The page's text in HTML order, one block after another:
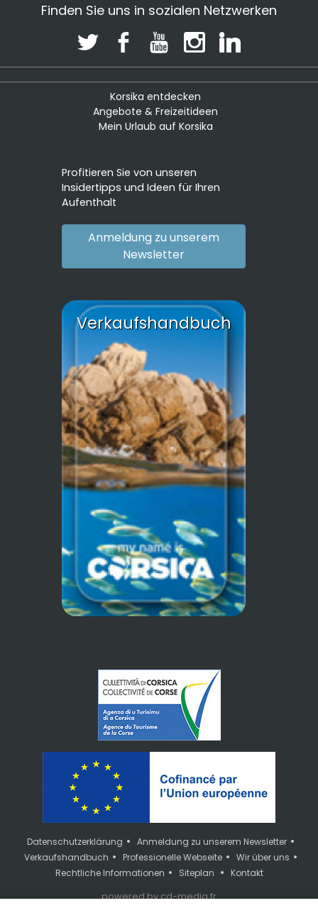
Finden Sie uns in sozialen Netzwerken
Korsika entdecken
Angebote & Freizeitideen
Mein Urlaub auf Korsika
Profitieren Sie von unseren
Insidertipps und Ideen für Ihren
Aufenthalt
Anmeldung zu unserem
Newsletter
Verkaufshandbuch
Datenschutzerklärung • Anmeldung zu unserem Newsletter •
Verkaufshandbuch • Professionelle Webseite • Wir über uns •
Rechtliche Informationen • Siteplan • Kontakt
powered by cd-media.fr